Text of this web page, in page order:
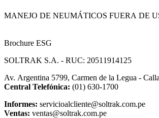
MANEJO DE NEUMÁTICOS FUERA DE
Brochure ESG
SOLTRAK S.A. - RUC: 20511914125
Av. Argentina 5799, Carmen de la Legua -
Central Telefónica: (01) 630-1700
Informes: servicioalcliente@soltrak.com.pe
Ventas: ventas@soltrak.com.pe